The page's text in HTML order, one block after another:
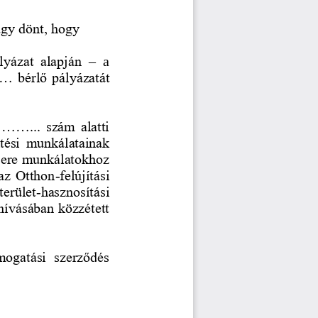
dönt, hogy
alapján – a
bérlő pályázatát
szám  alatti
munkálatainak
munkálatokhoz
Otthon-felújítási
-hasznosítási
közzétett
szerződés